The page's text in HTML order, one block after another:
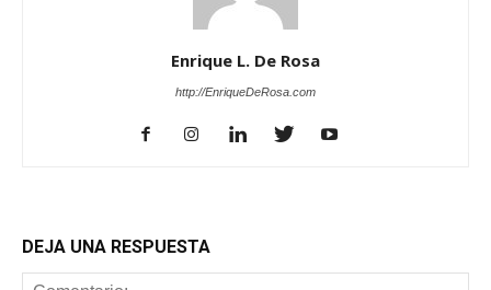
Enrique L. De Rosa
http://EnriqueDeRosa.com
DEJA UNA RESPUESTA